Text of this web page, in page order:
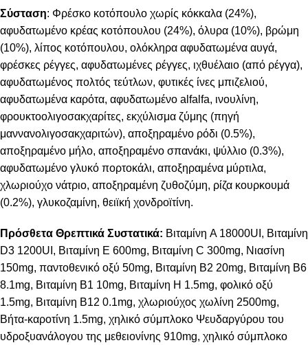
Σύσταση: Φρέσκο κοτόπουλο χωρίς κόκκαλα (24%),
αφυδατωμένο κρέας κοτόπουλου (24%), όλυρα (10%), βρώμη
(10%), λίπος κοτόπουλου, ολόκληρα αφυδατωμένα αυγά,
φρέσκες ρέγγες, αφυδατωμένες ρέγγες, ιχθυέλαιο (από ρέγγα),
αφυδατωμένος πολτός τεύτλων, φυτικές ίνες μπιζελιού,
αφυδατωμένα καρότα, αφυδατωμένο alfalfa, ινουλίνη,
φρουκτοολιγοσακχαρίτες, εκχύλισμα ζύμης (πηγή
μαννανολιγοσακχαριτών), αποξηραμένο ρόδι (0.5%),
αποξηραμένο μήλο, αποξηραμένο σπανάκι, ψύλλιο (0.3%),
αφυδατωμένο γλυκό πορτοκάλι, αποξηραμένα μύρτιλα,
χλωριούχο νάτριο, αποξηραμένη ζυθοζύμη, ρίζα κουρκουμά
(0.2%), γλυκοζαμίνη, θειϊκή χονδροϊτίνη.
Πρόσθετα Θρεπτικά Συστατικά: Βιταμίνη A 18000UI, Βιταμίνη
D3 1200UI, Βιταμίνη E 600mg, Βιταμίνη C 300mg, Νιασίνη
150mg, παντοθενικό οξύ 50mg, Βιταμίνη B2 20mg, Βιταμίνη B6
8.1mg, Βιταμίνη B1 10mg, Βιταμίνη H 1.5mg, φολικό οξύ
1.5mg, Βιταμίνη B12 0.1mg, χλωριούχος χωλίνη 2500mg,
Bήτα-καροτίνη 1.5mg, χηλικό σύμπλοκο Ψευδαργύρου του
υδροξυανάλογου της μεθειονίνης 910mg, χηλικό σύμπλοκο